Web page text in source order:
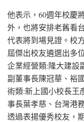
他表示，60週年校慶
外，也將安排老舊看
代表將到場見證。校
屆傑出校友遴選出多
企業經營類:隆大建設
副董事長陳冠華、裕
術類:新上國小校長王
事長葉孝慈、台灣港
透過表揚優秀校友，